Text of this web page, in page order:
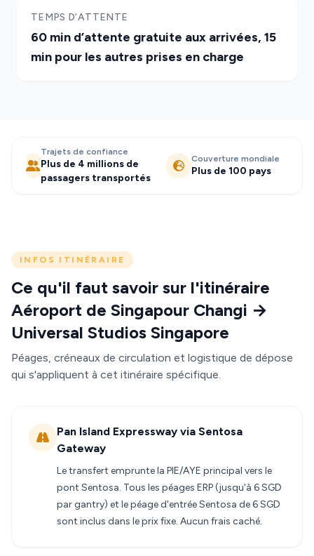
TEMPS D’ATTENTE
60 min d’attente gratuite aux arrivées, 15
min pour les autres prises en charge
Trajets de confiance
Plus de 4 millions de
passagers transportés
Couverture mondiale
Plus de 100 pays
INFOS ITINÉRAIRE
Ce qu'il faut savoir sur l'itinéraire
Aéroport de Singapour Changi →
Universal Studios Singapore
Péages, créneaux de circulation et logistique de dépose
qui s'appliquent à cet itinéraire spécifique.
Pan Island Expressway via Sentosa
Gateway
Le transfert emprunte la PIE/AYE principal vers le
pont Sentosa. Tous les péages ERP (jusqu'à 6 SGD
par gantry) et le péage d'entrée Sentosa de 6 SGD
sont inclus dans le prix fixe. Aucun frais caché.